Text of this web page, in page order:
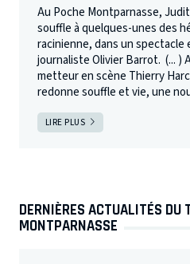
Au Poche Montparnasse,
souffle à quelques-unes des
racinienne, dans un spectacle
journaliste Olivier Barrot. (... )
metteur en scène Thierry
redonne souffle et vie, une
LIRE PLUS
DERNIÈRES ACTUALITÉS DU
MONTPARNASSE